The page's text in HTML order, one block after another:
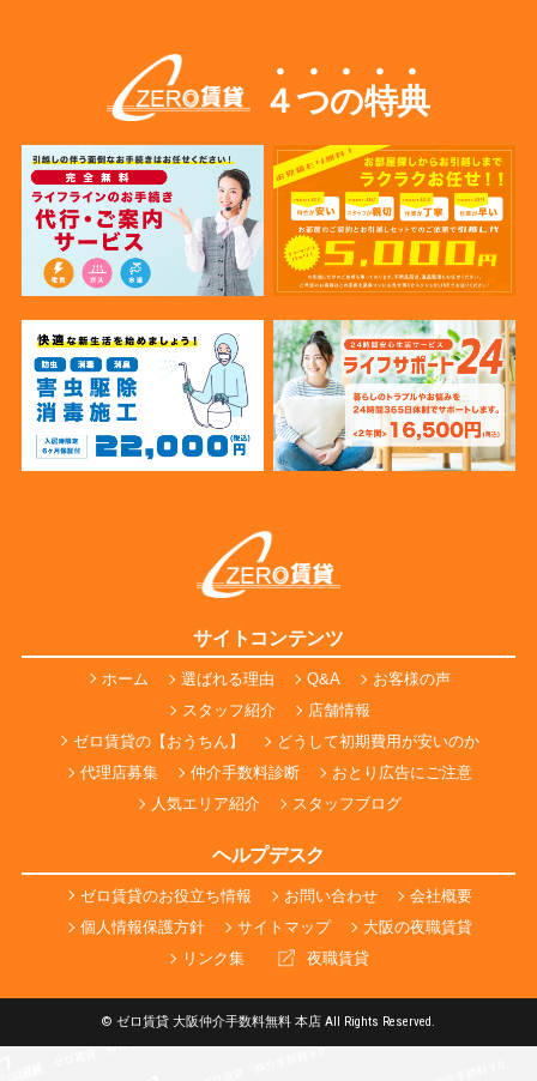
４つの特典
サイトコンテンツ
ホーム 選ばれる理由 Q&A
お客様の声
スタッフ紹介
店舗情報
ゼロ賃貸の【おうちん】
どうして初期費用が安いのか
代理店募集
仲介手数料診断
おとり広告にご注意
人気エリア紹介
スタッフブログ
ヘルプデスク
ゼロ賃貸のお役立ち情報 お問い合わせ
会社概要
個人情報保護方針
サイトマップ
大阪の夜職賃貸
リンク集
夜職賃貸
© ゼロ賃貸 大阪仲介手数料無料 本店 All Rights Reserved.